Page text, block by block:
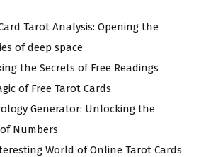
Tarot Analysis: Opening the
of deep space
the Secrets of Free Readings
of Free Tarot Cards
Generator: Unlocking the
Numbers
World of Online Tarot Cards